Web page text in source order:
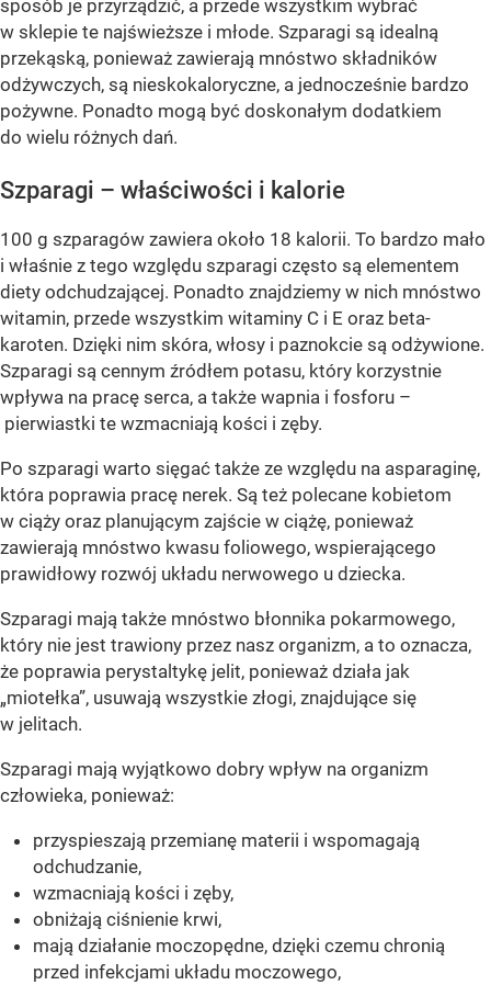
sposób je przyrządzić, a przede wszystkim wybrać
w sklepie te najświeższe i młode. Szparagi są idealną
przekąską, ponieważ zawierają mnóstwo składników
odżywczych, są nieskokaloryczne, a jednocześnie bardzo
pożywne. Ponadto mogą być doskonałym dodatkiem
do wielu różnych dań.
Szparagi – właściwości i kalorie
100 g szparagów zawiera około 18 kalorii. To bardzo mało
i właśnie z tego względu szparagi często są elementem
diety odchudzającej. Ponadto znajdziemy w nich mnóstwo
witamin, przede wszystkim witaminy C i E oraz beta-
karoten. Dzięki nim skóra, włosy i paznokcie są odżywione.
Szparagi są cennym źródłem potasu, który korzystnie
wpływa na pracę serca, a także wapnia i fosforu –
pierwiastki te wzmacniają kości i zęby.
Po szparagi warto sięgać także ze względu na asparaginę,
która poprawia pracę nerek. Są też polecane kobietom
w ciąży oraz planującym zajście w ciążę, ponieważ
zawierają mnóstwo kwasu foliowego, wspierającego
prawidłowy rozwój układu nerwowego u dziecka.
Szparagi mają także mnóstwo błonnika pokarmowego,
który nie jest trawiony przez nasz organizm, a to oznacza,
że poprawia perystaltykę jelit, ponieważ działa jak
„miotełka”, usuwają wszystkie złogi, znajdujące się
w jelitach.
Szparagi mają wyjątkowo dobry wpływ na organizm
człowieka, ponieważ:
przyspieszają przemianę materii i wspomagają
odchudzanie,
wzmacniają kości i zęby,
obniżają ciśnienie krwi,
mają działanie moczopędne, dzięki czemu chronią
przed infekcjami układu moczowego,